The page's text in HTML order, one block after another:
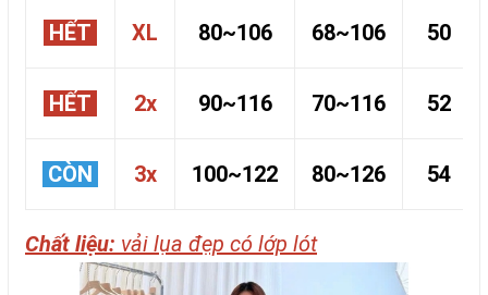
HẾT XL 80~106 68~106 50
HẾT 2x 90~116 70~116 52
CÒN 3x 100~122 80~126 54
Chất liệu: vải lụa đẹp có lớp lót